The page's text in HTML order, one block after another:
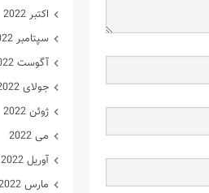
اکتبر 2022
سپتامبر 2022
آگوست 2022
جولای 2022
ژوئن 2022
می 2022
آوریل 2022
مارس 2022